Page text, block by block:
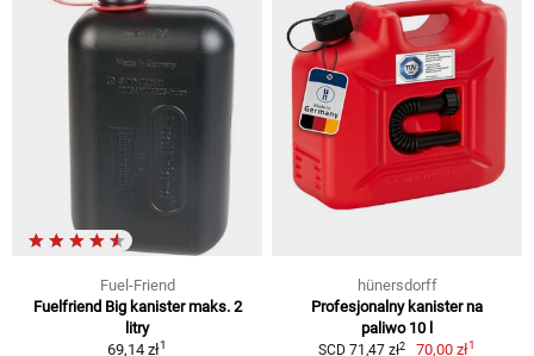
Fuel-Friend
Fuelfriend Big kanister maks. 2
litry
69,14 zł1
hünersdorff
Profesjonalny kanister na
paliwo 10 l
SCD 71,47 zł2 70,00 zł1